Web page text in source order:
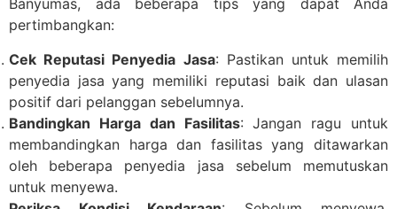
Banyumas, ada beberapa tips yang dapat Anda
pertimbangkan:
Cek Reputasi Penyedia Jasa: Pastikan untuk memilih
penyedia jasa yang memiliki reputasi baik dan ulasan
positif dari pelanggan sebelumnya.
Bandingkan Harga dan Fasilitas: Jangan ragu untuk
membandingkan harga dan fasilitas yang ditawarkan
oleh beberapa penyedia jasa sebelum memutuskan
untuk menyewa.